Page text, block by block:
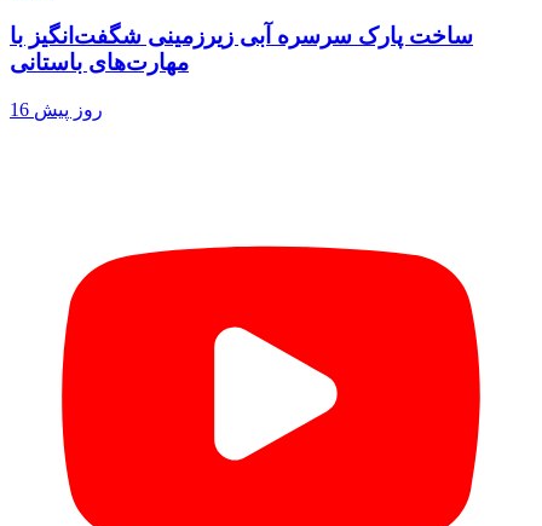
ساخت پارک سرسره آبی زیرزمینی شگفت‌انگیز با
مهارت‌های باستانی
16 روز پیش